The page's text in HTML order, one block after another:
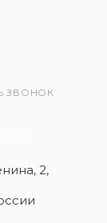
ЗВОНОК
2,